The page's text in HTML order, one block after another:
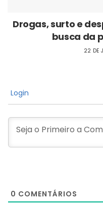
Drogas, surto e
busca da
22 DE
Login
0 COMENTÁRIOS